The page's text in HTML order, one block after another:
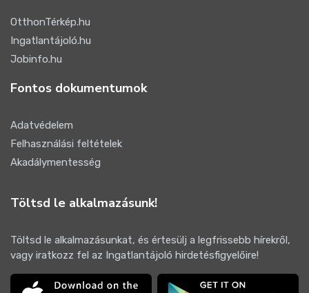
OtthonTérkép.hu
Ingatlantájoló.hu
Jobinfo.hu
Fontos dokumentumok
Adatvédelem
Felhasználási feltételek
Akadálymentesség
Töltsd le alkalmazásunk!
Töltsd le alkalmazásunkat, és értesülj a legfrissebb hírekről,
vagy iratkozz fel az Ingatlantájoló hirdetésfigyelőire!